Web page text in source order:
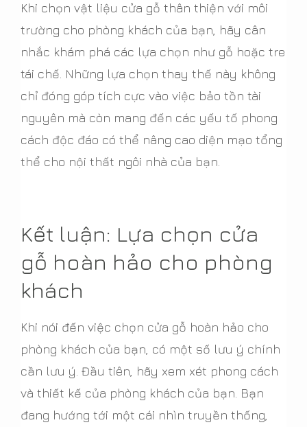
Khi chọn vật liệu cửa gỗ thân thiện với môi
trường cho phòng khách của bạn, hãy cân
nhắc khám phá các lựa chọn như gỗ hoặc tre
tái chế. Những lựa chọn thay thế này không
chỉ đóng góp tích cực vào việc bảo tồn tài
nguyên mà còn mang đến các yếu tố phong
cách độc đáo có thể nâng cao diện mạo tổng
thể cho nội thất ngôi nhà của bạn.
Kết luận: Lựa chọn cửa
gỗ hoàn hảo cho phòng
khách
Khi nói đến việc chọn cửa gỗ hoàn hảo cho
phòng khách của bạn, có một số lưu ý chính
cần lưu ý. Đầu tiên, hãy xem xét phong cách
và thiết kế của phòng khách của bạn. Bạn
đang hướng tới một cái nhìn truyền thống,